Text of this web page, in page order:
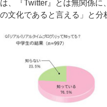
は、『Twitter』とは無関係に
の文化であると言える」と分